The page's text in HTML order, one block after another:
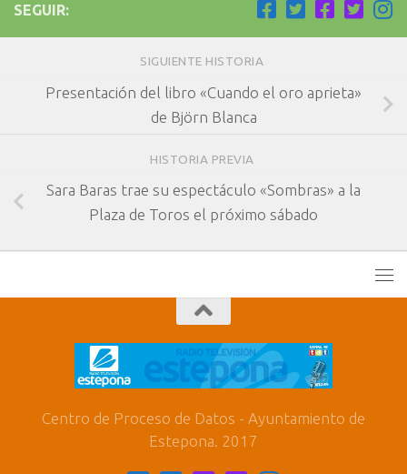
SEGUIR:
SIGUIENTE HISTORIA
Presentación del libro «Cuando el oro aprieta»
de Björn Blanca
HISTORIA PREVIA
Sara Baras trae su espectáculo «Sombras» a la
Plaza de Toros el próximo sábado
Centro de Proceso de Datos - Ayuntamiento de
Estepona. 2017